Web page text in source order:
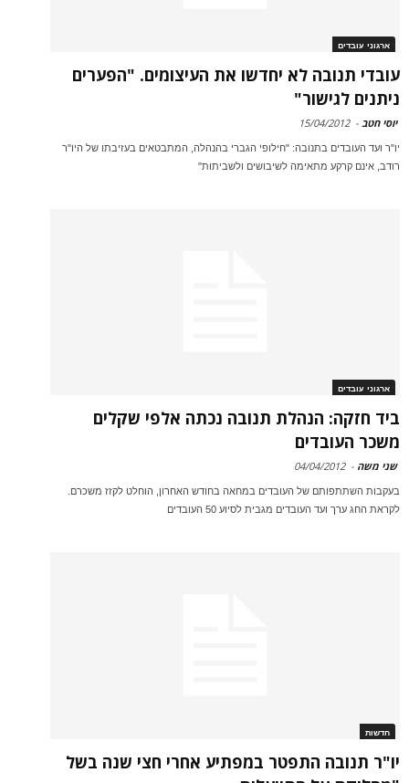
ארגוני עובדים
עובדי תנובה לא יחדשו את העיצומים. "הפערים
ניתנים לגישור"
יוסי חטב -
15/04/2012
יו"ר ועד העובדים בתנובה: "חילופי הגברי בהנהלה, המתבטאים בעזיבתו של היו"ר
רודב, אינם קרקע מתאימה לשיבושים ולשביתות"
ארגוני עובדים
ביד חזקה: הנהלת תנובה נכתה אלפי שקלים
משכר העובדים
שני משה -
04/04/2012
בעקבות השתתפותם של העובדים במחאה בחודש האחרון, הוחלט לקזז משכרם.
לקראת החג ערך ועד העובדים מגבית לסיוע 50 העובדים
חדשות
יו"ר תנובה התפטר במפתיע אחרי חצי שנה בשל